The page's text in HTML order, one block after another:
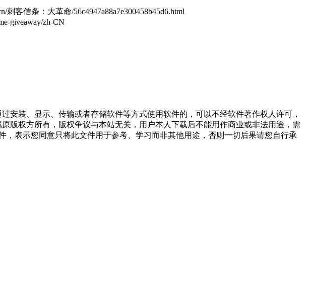
刺客信条：大革命/56c4947a88a7e300458b45d6.html
giveaway/zh-CN
安装、显示、传输或者存储软件等方式使用软件的，可以不经软件著作权人许可，
版权方所有，版权争议与本站无关，用户本人下载后不能用作商业或非法用途，需
表示您同意只将此文件用于参考、学习而非其他用途，否则一切后果请您自行承